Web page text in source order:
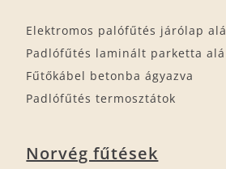
Elektromos palófűtés járólap alá
Padlófűtés laminált parketta alá
Fűtőkábel betonba ágyazva
Padlófűtés termosztátok
Norvég fűtések